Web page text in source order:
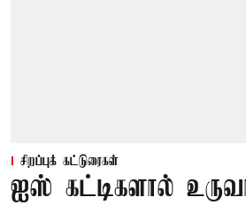
சிறப்புக் கட்டுரைகள்
ஐஸ் கட்டிகளால்